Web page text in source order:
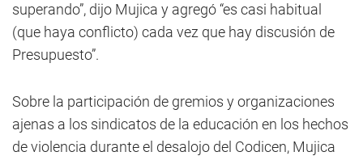
superando”, dijo Mujica y agregó “es casi habitual
(que haya conflicto) cada vez que hay discusión de
Presupuesto”.
Sobre la participación de gremios y organizaciones
ajenas a los sindicatos de la educación en los hechos
de violencia durante el desalojo del Codicen, Mujica